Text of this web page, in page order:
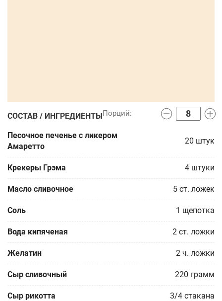
СОСТАВ / ИНГРЕДИЕНТЫ
Песочное печенье с ликером
Амаретто
20 штук
Крекеры Грэма 4 штуки
Масло сливочное 5 ст. ложек
Соль 1 щепотка
Вода кипяченая 2 ст. ложки
Желатин 2 ч. ложки
Сыр сливочный 220 грамм
Сыр рикотта 3/4 стакана